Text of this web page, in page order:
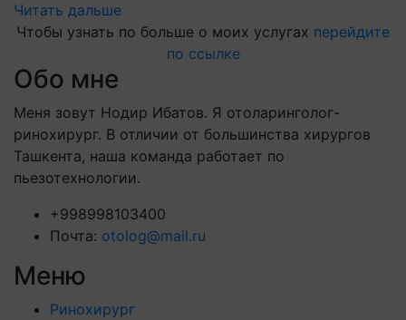
Читать дальше
Чтобы узнать по больше о моих услугах перейдите
по ссылке
Обо мне
Меня зовут Нодир Ибатов. Я отоларинголог-
ринохирург. В отличии от большинства хирургов
Ташкента, наша команда работает по
пьезотехнологии.
+998998103400
Почта: otolog@mail.ru
Меню
Ринохирург